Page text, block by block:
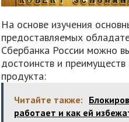
На основе изучения
предоставляемых
Сбербанка России можно
достоинств и
продукта:
Читайте также:
работает и как ей